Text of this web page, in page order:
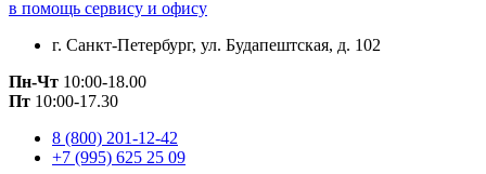
в помощь сервису и офису
г. Санкт-Петербург, ул. Будапештская, д. 102
Пн-Чт 10:00-18.00
Пт 10:00-17.30
8 (800) 201-12-42
+7 (995) 625 25 09